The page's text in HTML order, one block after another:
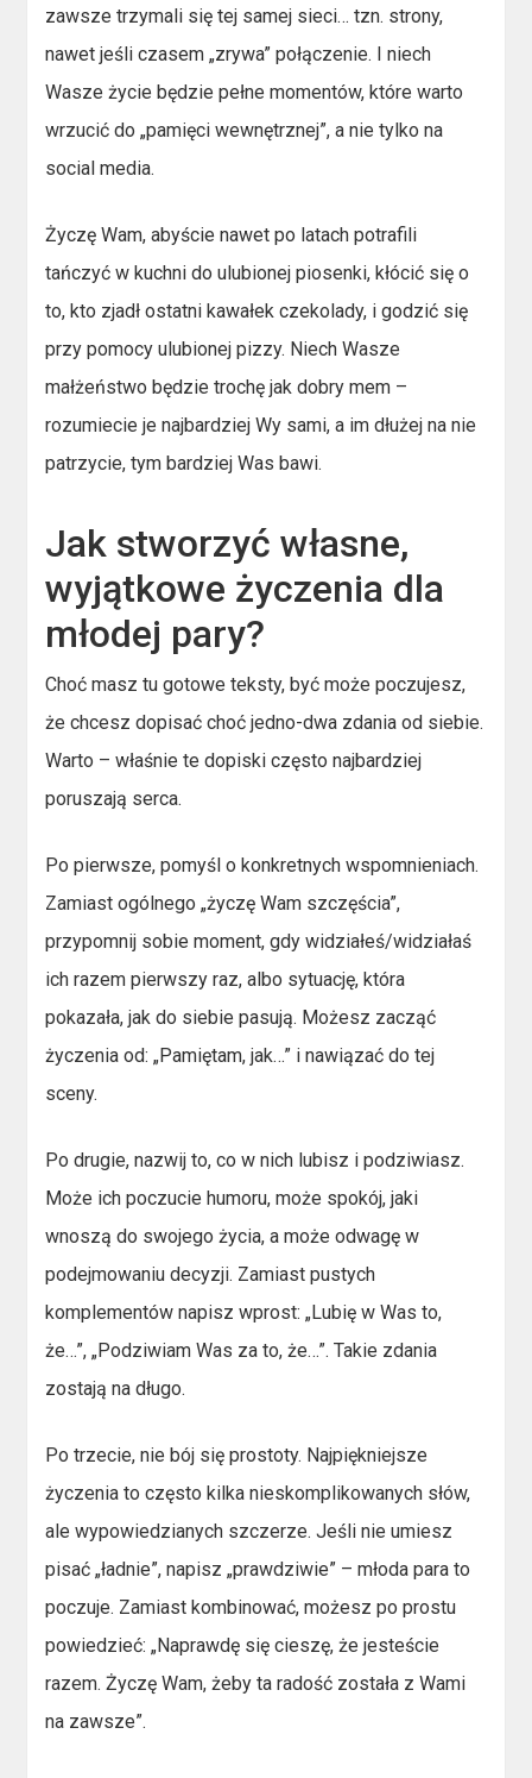
zawsze trzymali się tej samej sieci… tzn. strony,
nawet jeśli czasem „zrywa” połączenie. I niech
Wasze życie będzie pełne momentów, które warto
wrzucić do „pamięci wewnętrznej”, a nie tylko na
social media.
Życzę Wam, abyście nawet po latach potrafili
tańczyć w kuchni do ulubionej piosenki, kłócić się o
to, kto zjadł ostatni kawałek czekolady, i godzić się
przy pomocy ulubionej pizzy. Niech Wasze
małżeństwo będzie trochę jak dobry mem –
rozumiecie je najbardziej Wy sami, a im dłużej na nie
patrzycie, tym bardziej Was bawi.
Jak stworzyć własne,
wyjątkowe życzenia dla
młodej pary?
Choć masz tu gotowe teksty, być może poczujesz,
że chcesz dopisać choć jedno-dwa zdania od siebie.
Warto – właśnie te dopiski często najbardziej
poruszają serca.
Po pierwsze, pomyśl o konkretnych wspomnieniach.
Zamiast ogólnego „życzę Wam szczęścia”,
przypomnij sobie moment, gdy widziałeś/widziałaś
ich razem pierwszy raz, albo sytuację, która
pokazała, jak do siebie pasują. Możesz zacząć
życzenia od: „Pamiętam, jak…” i nawiązać do tej
sceny.
Po drugie, nazwij to, co w nich lubisz i podziwiasz.
Może ich poczucie humoru, może spokój, jaki
wnoszą do swojego życia, a może odwagę w
podejmowaniu decyzji. Zamiast pustych
komplementów napisz wprost: „Lubię w Was to,
że…”, „Podziwiam Was za to, że…”. Takie zdania
zostają na długo.
Po trzecie, nie bój się prostoty. Najpiękniejsze
życzenia to często kilka nieskomplikowanych słów,
ale wypowiedzianych szczerze. Jeśli nie umiesz
pisać „ładnie”, napisz „prawdziwie” – młoda para to
poczuje. Zamiast kombinować, możesz po prostu
powiedzieć: „Naprawdę się cieszę, że jesteście
razem. Życzę Wam, żeby ta radość została z Wami
na zawsze”.